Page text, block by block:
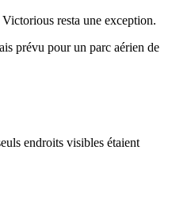
resta une exception.
prévu pour un parc aérien de
endroits visibles étaient